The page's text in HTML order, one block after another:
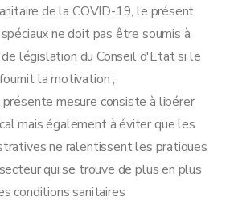
de la COVID-19, le présent
ne doit pas être soumis à
législation du Conseil d'Etat si le
la motivation ;
mesure consiste à libérer
mais également à éviter que les
ne ralentissent les pratiques
qui se trouve de plus en plus
conditions sanitaires